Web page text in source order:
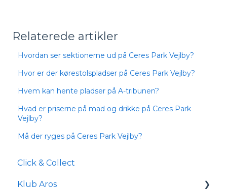
Relaterede artikler
Hvordan ser sektionerne ud på Ceres Park Vejlby?
Hvor er der kørestolspladser på Ceres Park Vejlby?
Hvem kan hente pladser på A-tribunen?
Hvad er priserne på mad og drikke på Ceres Park
Vejlby?
Må der ryges på Ceres Park Vejlby?
Click & Collect
Klub Aros